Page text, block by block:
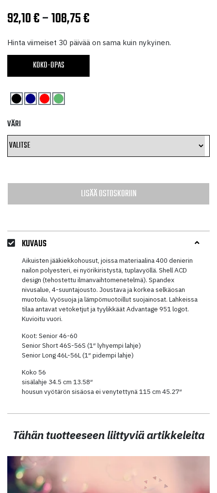
92,10€–108,75€
92,10 €
-
108,75 €
Hinta viimeiset 30 päivää on sama kuin nykyinen.
KOKO-OPAS
VÄRI
LISÄÄ OSTOSKORIIN
KUVAUS
Aikuisten jääkiekkohousut, joissa materiaalina 400 denierin
nailon polyesteri, ei nyörikiristystä, tuplavyöllä. Shell ACD
design (tehostettu ilmanvaihtomenetelmä). Spandex
nivusalue, 4-suuntajousto. Joustava ja korkea selkäosan
muotoilu. Vyösuoja ja lämpömuotoillut suojainosat. Lahkeissa
tilaa antavat vetoketjut ja tyylikkäät Advantage 951 logot.
Kuvioitu vuori.
Koot: Senior 46-60
Senior Short 46S-56S (1″ lyhyempi lahje)
Senior Long 46L-56L (1″ pidempi lahje)
Koko 56
sisälahje 34.5 cm 13.58″
housun vyötärön sisäosa ei venytettynä 115 cm 45.27″
Tähän tuotteeseen liittyviä artikkeleita